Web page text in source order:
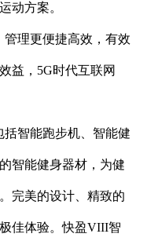
动方案。
理更便捷高效，有效
益， 5G时代互联网
智能跑步机、智能健
智能健身器材，为健
完美的设计、精致的
佳体验。快盈VIII智